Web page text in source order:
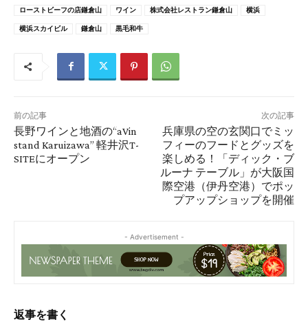
ローストビーフの店鎌倉山 ワイン 株式会社レストラン鎌倉山 横浜
横浜スカイビル 鎌倉山 黒毛和牛
前の記事
長野ワインと地酒の“aVin
stand Karuizawa” 軽井沢T-
SITEにオープン
次の記事
兵庫県の空の玄関口でミッ
フィーのフードとグッズを
楽しめる！「ディック・ブ
ルーナ テーブル」が大阪国
際空港（伊丹空港）でポッ
プアップショップを開催
- Advertisement -
返事を書く